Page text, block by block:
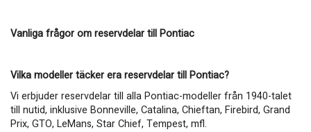
Vanliga frågor om reservdelar till Pontiac
Vilka modeller täcker era reservdelar till Pontiac?
Vi erbjuder reservdelar till alla Pontiac-modeller från 1940-talet
till nutid, inklusive Bonneville, Catalina, Chieftan, Firebird, Grand
Prix, GTO, LeMans, Star Chief, Tempest, mfl.